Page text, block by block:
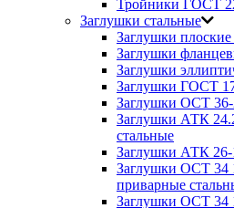
Тройники ГОСТ
Заглушки стальные
Заглушки
Заглушки
Заглушки
Заглушки ГОСТ
Заглушки ОСТ 36-
Заглушки АТК
стальные
Заглушки АТК 26-
Заглушки ОСТ 34
приварные
Заглушки ОСТ 34